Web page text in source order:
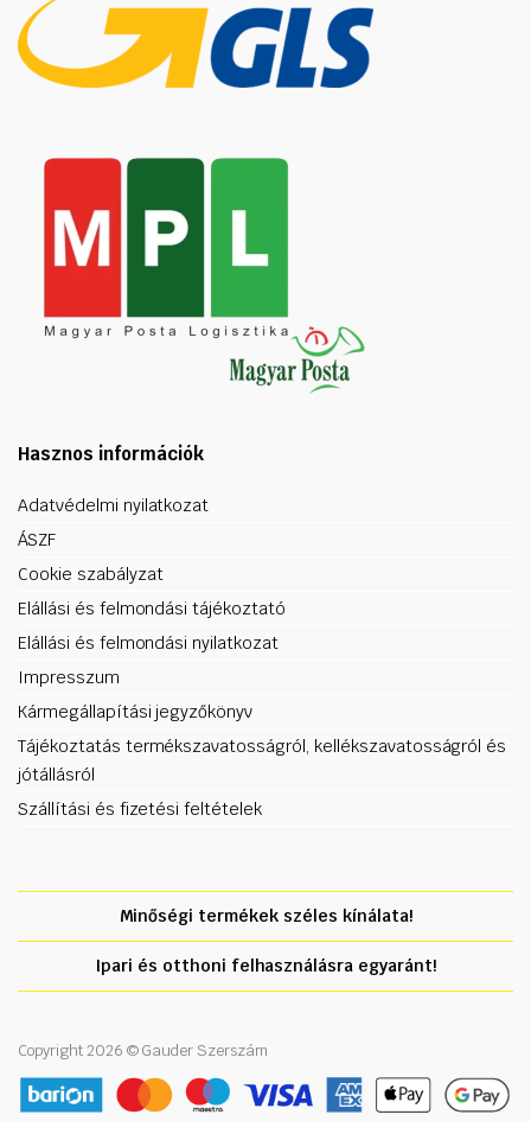
Hasznos információk
Adatvédelmi nyilatkozat
ÁSZF
Cookie szabályzat
Elállási és felmondási tájékoztató
Elállási és felmondási nyilatkozat
Impresszum
Kármegállapítási jegyzőkönyv
Tájékoztatás termékszavatosságról, kellékszavatosságról és
jótállásról
Szállítási és fizetési feltételek
Minőségi termékek széles kínálata!
Ipari és otthoni felhasználásra egyaránt!
Copyright 2026 © Gauder Szerszám